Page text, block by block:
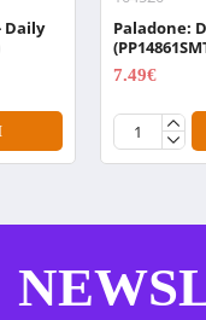
Daily
Paladone:
7.49€